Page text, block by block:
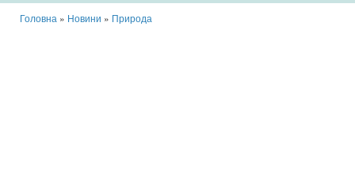
Головна » Новини » Природа